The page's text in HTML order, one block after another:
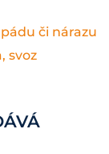
či nárazu
svoz